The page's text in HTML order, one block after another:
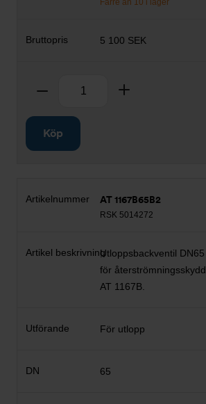
5 100 SEK
Ta bort
Köp
AT 1167B65B2
RSK 5014272
Utloppsbackventil DN65
för återströmningsskydd
AT 1167B.
För utlopp
65